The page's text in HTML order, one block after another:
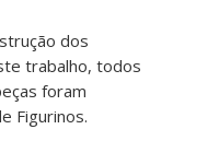
dos
trabalho, todos
foram
Figurinos.